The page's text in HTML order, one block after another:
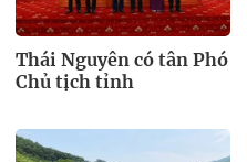
Thái Nguyên có tân Phó
Chủ tịch tỉnh